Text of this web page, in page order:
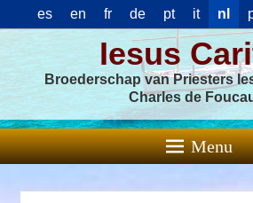
es en fr de pt it nl
Iesus
Broederschap van Priesters
Charles de
Menu